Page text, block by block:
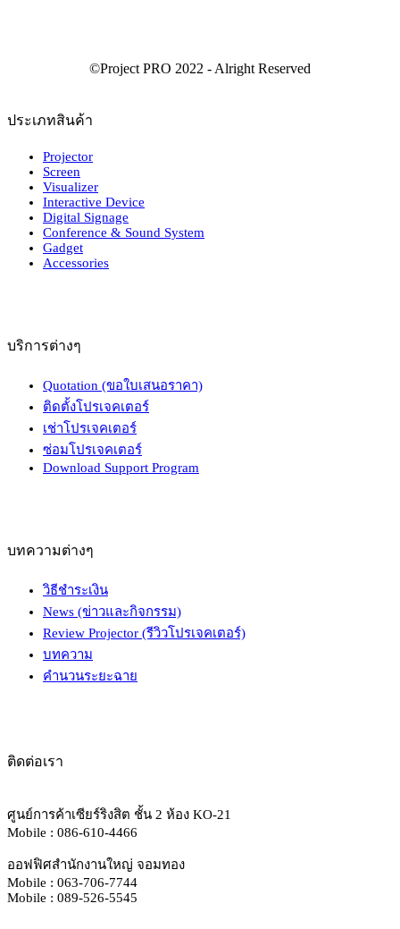
ประเภทสินค้า
Projector
Screen
Visualizer
Interactive Device
Digital Signage
Conference & Sound System
Gadget
Accessories
บริการต่างๆ
Quotation (ขอใบเสนอราคา)
ติดตั้งโปรเจคเตอร์
เช่าโปรเจคเตอร์
ซ่อมโปรเจคเตอร์
Download Support Program
บทความต่างๆ
วิธีชำระเงิน
News (ข่าวและกิจกรรม)
Review Projector (รีวิวโปรเจคเตอร์)
บทความ
คำนวนระยะฉาย
ติดต่อเรา
ศูนย์การค้าเซียร์ริงสิต ชั้น 2 ห้อง KO-21
Mobile : 086-610-4466
ออฟฟิศสำนักงานใหญ่ จอมทอง
Mobile : 063-706-7744
Mobile : 089-526-5545